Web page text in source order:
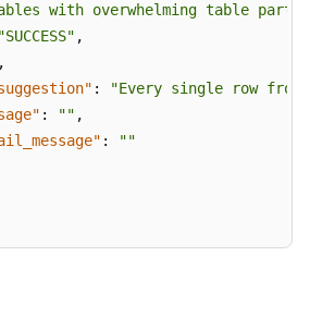
with overwhelming table
"SUCCESS" ,
,
:
"Every single row
: "" ,
:
""